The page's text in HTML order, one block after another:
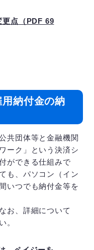
更点（PDF 69
納付金の納
共団体等と金融機関
ーク」という決済シ
ができる仕組みで
も、パソコン（イン
いつでも納付金等を
お、詳細について
。